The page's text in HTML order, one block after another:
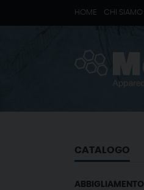
HOME CHI SIAMO
CATALOGO
ABBIGLIAMENTO